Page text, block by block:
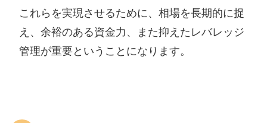
これらを実現させるために、相場を長期的に捉
え、余裕のある資金力、また抑えたレバレッジ
管理が重要ということになります。